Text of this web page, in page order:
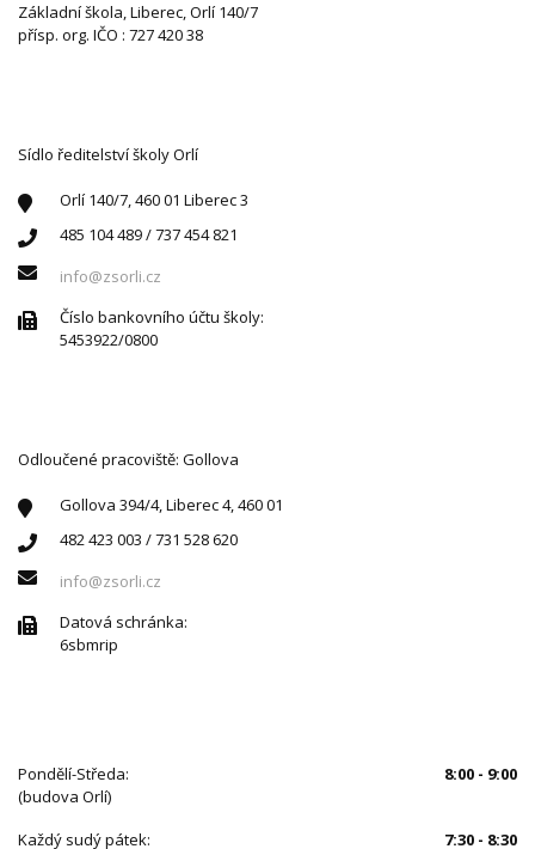
Základní škola, Liberec, Orlí 140/7
přísp. org. IČO : 727 420 38
Sídlo ředitelství školy Orlí
Orlí 140/7, 460 01 Liberec 3
485 104 489 / 737 454 821
info@zsorli.cz
Číslo bankovního účtu školy:
5453922/0800
Odloučené pracoviště: Gollova
Gollova 394/4, Liberec 4, 460 01
482 423 003 / 731 528 620
info@zsorli.cz
Datová schránka:
6sbmrip
Pondělí-Středa:
8:00 - 9:00
(budova Orlí)
Každý sudý pátek:
7:30 - 8:30